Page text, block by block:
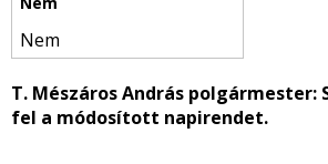
Nem
T. Mészáros András polgármester:
fel a módosított napirendet.